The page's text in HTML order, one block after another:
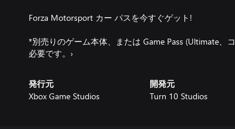
Forza Motorsport カー パスを今すぐゲット!
*別売りのゲーム本体、または Game Pass (Ultimate、
必要です。›
発行元
Xbox Game Studios
開発元
Turn 10 Studios